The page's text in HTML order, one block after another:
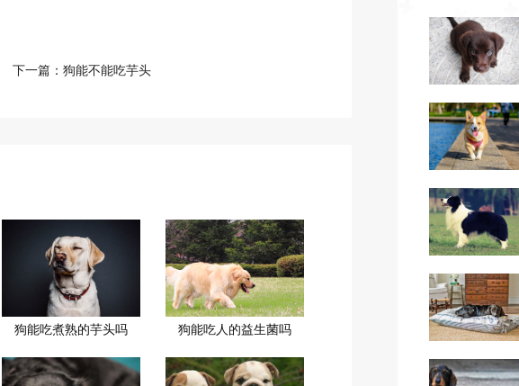
下一篇： 狗能不能吃芋头
狗能吃煮熟的芋头吗 狗能吃人的益生菌吗